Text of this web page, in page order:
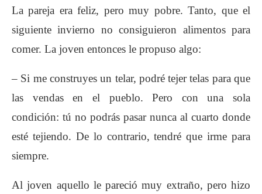
La pareja era feliz, pero muy pobre. Tanto, que el
siguiente invierno no consiguieron alimentos para
comer. La joven entonces le propuso algo:
– Si me construyes un telar, podré tejer telas para que
las vendas en el pueblo. Pero con una sola
condición: tú no podrás pasar nunca al cuarto donde
esté tejiendo. De lo contrario, tendré que irme para
siempre.
Al joven aquello le pareció muy extraño, pero hizo